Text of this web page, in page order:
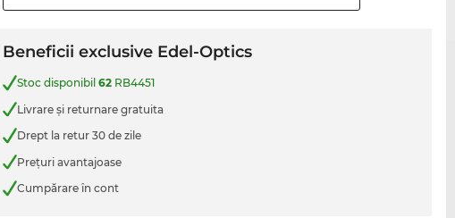
Beneficii exclusive Edel-Optics
Stoc disponibil62 RB4451
Livrare şi returnare gratuita
Drept la retur 30 de zile
Preţuri avantajoase
Cumpărare în cont